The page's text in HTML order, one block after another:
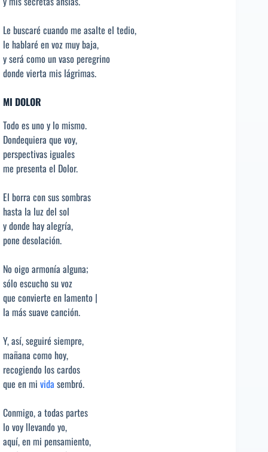
Le buscaré cuando me asalte el tedio,
le hablaré en voz muy baja,
y será como un vaso peregrino
donde vierta mis lágrimas.
MI DOLOR
Todo es uno y lo mismo.
Dondequiera que voy,
perspectivas iguales
me presenta el Dolor.
El borra con sus sombras
hasta la luz del sol
y donde hay alegría,
pone desolación.
No oigo armonía alguna;
sólo escucho su voz
que convierte en lamento |
la más suave canción.
Y, así, seguiré siempre,
mañana como hoy,
recogiendo los cardos
que en mi vida sembró.
Conmigo, a todas partes
lo voy llevando yo,
aquí, en mi pensamiento,